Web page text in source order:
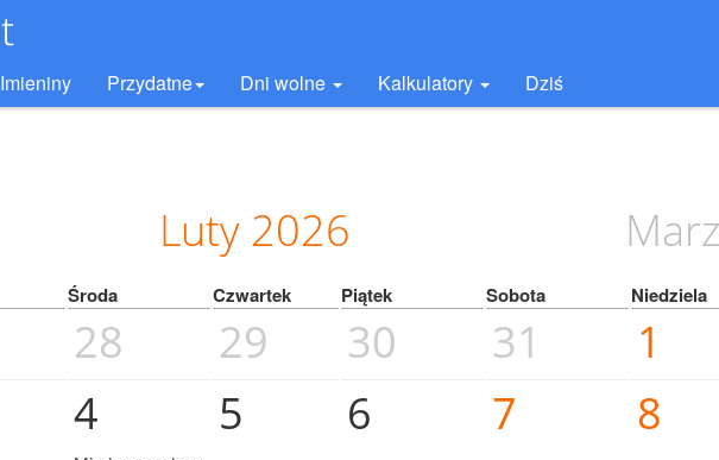
Imieniny Przydatne Dni wolne Kalkulatory Dziś
Luty2026
Środa Czwartek Piątek Sobota Niedziela
28 29 30 31 1
4 5 6 7 8